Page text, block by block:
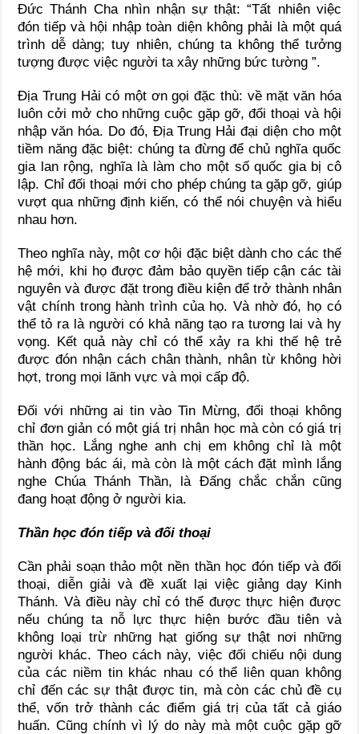
Đức Thánh Cha nhìn nhận sự thật: “Tất nhiên việc
đón tiếp và hội nhập toàn diện không phải là một quá
trình dễ dàng; tuy nhiên, chúng ta không thể tưởng
tượng được việc người ta xây những bức tường ”.
Địa Trung Hải có một ơn gọi đặc thù: về mặt văn hóa
luôn cởi mở cho những cuộc gặp gỡ, đối thoại và hội
nhập văn hóa. Do đó, Địa Trung Hải đại diện cho một
tiềm năng đặc biệt: chúng ta đừng để chủ nghĩa quốc
gia lan rộng, nghĩa là làm cho một số quốc gia bị cô
lập. Chỉ đối thoại mới cho phép chúng ta gặp gỡ, giúp
vượt qua những định kiến, có thể nói chuyện và hiểu
nhau hơn.
Theo nghĩa này, một cơ hội đặc biệt dành cho các thế
hệ mới, khi họ được đảm bảo quyền tiếp cận các tài
nguyên và được đặt trong điều kiện để trở thành nhân
vật chính trong hành trình của họ. Và nhờ đó, họ có
thể tỏ ra là người có khả năng tạo ra tương lai và hy
vọng. Kết quả này chỉ có thể xảy ra khi thế hệ trẻ
được đón nhận cách chân thành, nhân từ không hời
hợt, trong mọi lãnh vực và mọi cấp độ.
Đối với những ai tin vào Tin Mừng, đối thoại không
chỉ đơn giản có một giá trị nhân học mà còn có giá trị
thần học. Lắng nghe anh chị em không chỉ là một
hành động bác ái, mà còn là một cách đặt mình lắng
nghe Chúa Thánh Thần, là Đấng chắc chắn cũng
đang hoạt động ở người kia.
Thần học đón tiếp và đối thoại
Cần phải soạn thảo một nền thần học đón tiếp và đối
thoại, diễn giải và đề xuất lại việc giảng dạy Kinh
Thánh. Và điều này chỉ có thể được thực hiện được
nếu chúng ta nỗ lực thực hiện bước đầu tiên và
không loại trừ những hạt giống sự thật nơi những
người khác. Theo cách này, việc đối chiếu nội dung
của các niềm tin khác nhau có thể liên quan không
chỉ đến các sự thật được tin, mà còn các chủ đề cụ
thể, vốn trở thành các điểm giá trị của tất cả giáo
huấn. Cũng chính vì lý do này mà một cuộc gặp gỡ